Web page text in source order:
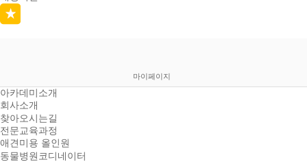
마이페이지
아카데미소개
회사소개
찾아오시는길
전문교육과정
애견미용 올인원
동물병원코디네이터